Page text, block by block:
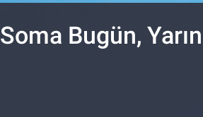
Soma Bugün,